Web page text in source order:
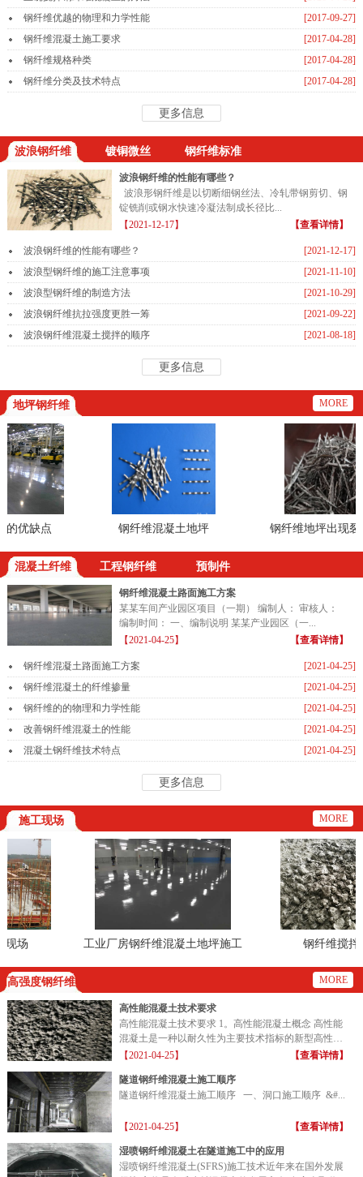
[2017-09-27]
钢纤维优越的物理和力学性能
[2017-04-28]
钢纤维混凝土施工要求
[2017-04-28]
钢纤维规格种类
[2017-04-28]
钢纤维分类及技术特点
更多信息
波浪钢纤维 镀铜微丝 钢纤维标准
波浪钢纤维的性能有哪些？
波浪形钢纤维是以切断细钢丝法、冷轧带钢剪切、钢
锭铣削或钢水快速冷凝法制成长径比...
【2021-12-17】
【查看详情】
[2021-12-17]
波浪钢纤维的性能有哪些？
[2021-11-10]
波浪型钢纤维的施工注意事项
[2021-10-29]
波浪型钢纤维的制造方法
[2021-09-22]
波浪钢纤维抗拉强度更胜一筹
[2021-08-18]
波浪钢纤维混凝土搅拌的顺序
更多信息
地坪钢纤维 MORE
缺点 钢纤维混凝土地坪 钢纤维地坪出现裂缝
混凝土纤维 工程钢纤维 预制件
钢纤维混凝土路面施工方案
某某车间产业园区项目（一期） 编制人： 审核人：
编制时间： 一、编制说明 某某产业园区（一...
【2021-04-25】
【查看详情】
[2021-04-25]
钢纤维混凝土路面施工方案
[2021-04-25]
钢纤维混凝土的纤维掺量
[2021-04-25]
钢纤维的的物理和力学性能
[2021-04-25]
改善钢纤维混凝土的性能
[2021-04-25]
混凝土钢纤维技术特点
更多信息
施工现场 MORE
工业厂房钢纤维混凝土地坪施工
钢纤维搅拌效
高强度钢纤维 MORE
高性能混凝土技术要求
高性能混凝土技术要求 1。高性能混凝土概念 高性能
混凝土是一种以耐久性为主要技术指标的新型高性能
混凝土...
【2021-04-25】 【查看详情】
隧道钢纤维混凝土施工顺序
隧道钢纤维混凝土施工顺序 一、洞口施工顺序 &#...
【2021-04-25】 【查看详情】
湿喷钢纤维混凝土在隧道施工中的应用
湿喷钢纤维混凝土(SFRS)施工技术近年来在国外发展